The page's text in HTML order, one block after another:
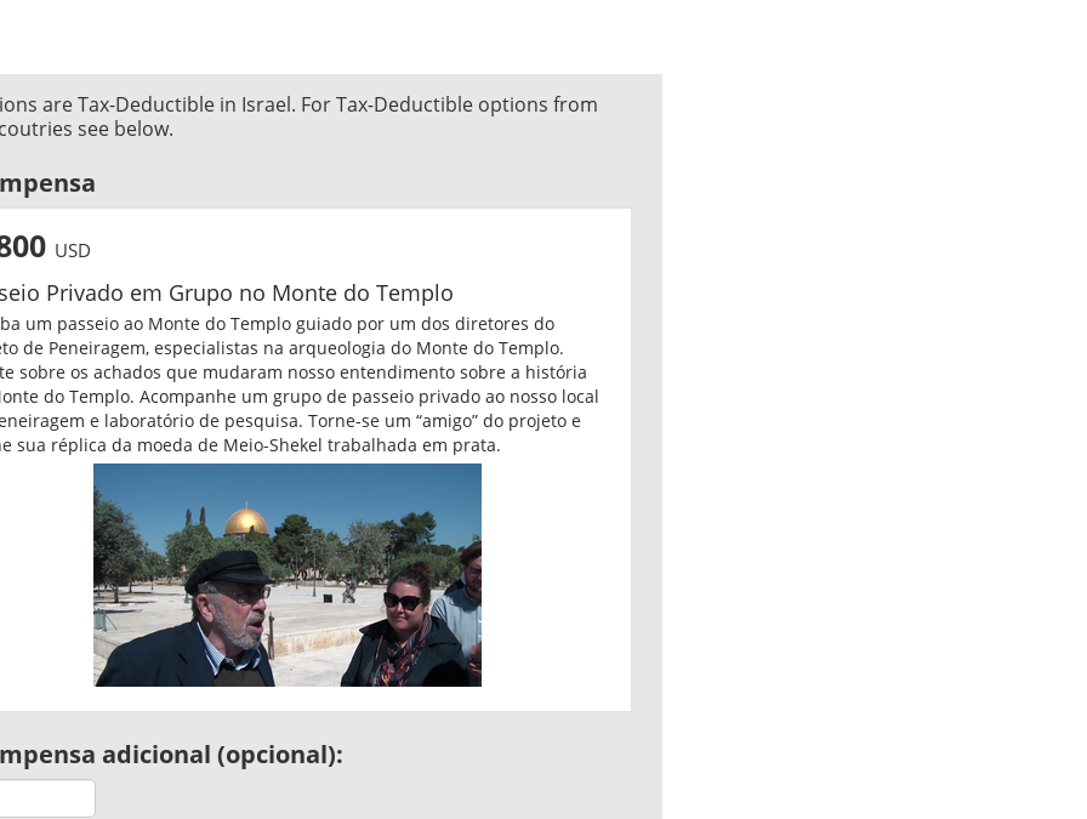
are Tax-Deductible in Israel. For Tax-Deductible options from
see below.
USD
Privado em Grupo no Monte do Templo
um passeio ao Monte do Templo guiado por um dos diretores do
de Peneiragem, especialistas na arqueologia do Monte do Templo.
sobre os achados que mudaram nosso entendimento sobre a história
do Templo. Acompanhe um grupo de passeio privado ao nosso local
e laboratório de pesquisa. Torne-se um “amigo” do projeto e
sua réplica da moeda de Meio-Shekel trabalhada em prata.
adicional (opcional):